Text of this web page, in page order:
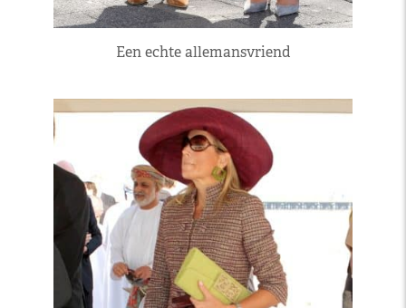
Een echte allemansvriend